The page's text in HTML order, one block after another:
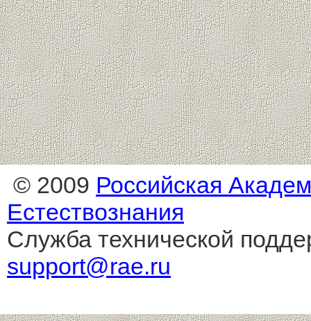
© 2009 Российская
Естествознания
Служба технической
support@rae.ru